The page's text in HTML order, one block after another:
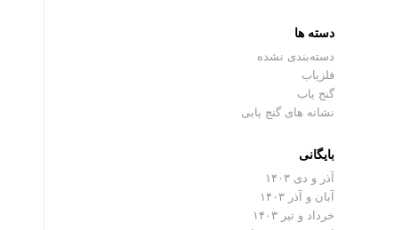
دسته ها
دسته‌بندی نشده
فلزیاب
گنج یاب
نشانه های گنج یابی
بایگانی
آذر و دی ۱۴۰۳
آبان و آذر ۱۴۰۳
خرداد و تیر ۱۴۰۳